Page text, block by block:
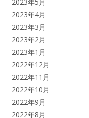
2023年5月
2023年4月
2023年3月
2023年2月
2023年1月
2022年12月
2022年11月
2022年10月
2022年9月
2022年8月